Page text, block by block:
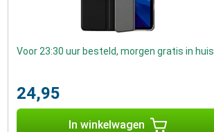
Voor 23:30 uur besteld, morgen gratis in huis
24,95
In winkelwagen